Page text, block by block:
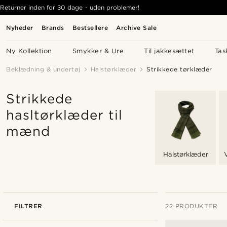
Nyheder Brands Bestsellere Archive Sale
Ny Kollektion Smykker & Ure Til jakkesættet
Returner inden for 30 dage - uden problemer!
Beklædning & undertøj Halstørklæder Strikkede tørklæder
Strikkede
hasltørklæder til
mænd
Halstørklæder
FILTRER 22 PRODUKTER